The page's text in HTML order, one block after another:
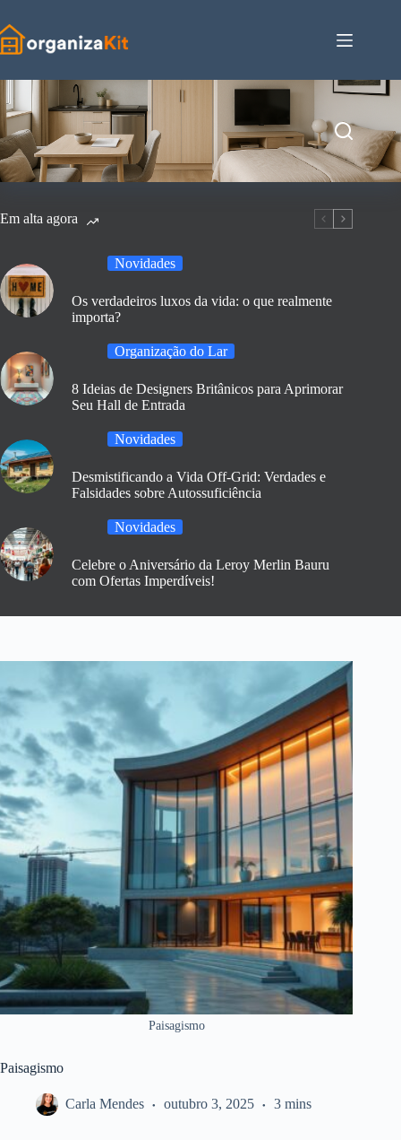
para
o
conteúdo
Em alta agora
Novidades
Os verdadeiros luxos da vida: o que realmente
importa?
Organização do Lar
8 Ideias de Designers Britânicos para Aprimorar
Seu Hall de Entrada
Novidades
Desmistificando a Vida Off-Grid: Verdades e
Falsidades sobre Autossuficiência
Novidades
Celebre o Aniversário da Leroy Merlin Bauru
com Ofertas Imperdíveis!
Paisagismo
Paisagismo
Carla Mendes outubro 3, 2025 3 mins